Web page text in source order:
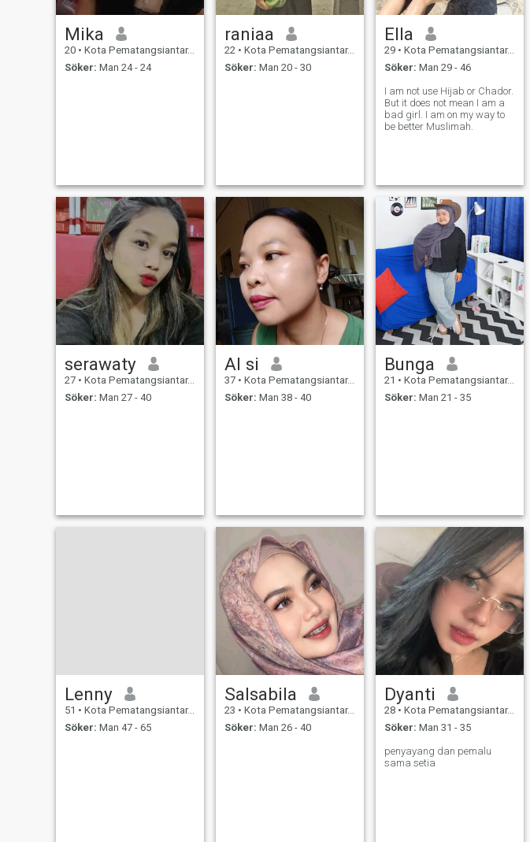
Mika
20 • Kota Pematangsiantar, Sumatera Utara, Indonesien
Söker: Man 24 - 24
raniaa
22 • Kota Pematangsiantar, Sumatera Utara, Indonesien
Söker: Man 20 - 30
Ella
29 • Kota Pematangsiantar, Sumatera Utara, Indonesien
Söker: Man 29 - 46
I am not use Hijab or Chador.
But it does not mean I am a
bad girl. I am on my way to
be better Muslimah.
serawaty
27 • Kota Pematangsiantar, Sumatera Utara, Indonesien
Söker: Man 27 - 40
Al si
37 • Kota Pematangsiantar, Sumatera Utara, Indonesien
Söker: Man 38 - 40
Bunga
21 • Kota Pematangsiantar, Sumatera Utara, Indonesien
Söker: Man 21 - 35
Lenny
51 • Kota Pematangsiantar, Sumatera Utara, Indonesien
Söker: Man 47 - 65
Salsabila
23 • Kota Pematangsiantar, Sumatera Utara, Indonesien
Söker: Man 26 - 40
Dyanti
28 • Kota Pematangsiantar, Sumatera Utara, Indonesien
Söker: Man 31 - 35
penyayang dan pemalu
sama setia